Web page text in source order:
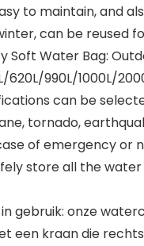
to maintain, and
can be reused
Soft Water Bag:
620L/990L/1000L/
can be
tornado,
of emergency or
store all the
gebruik: onze
een kraan die